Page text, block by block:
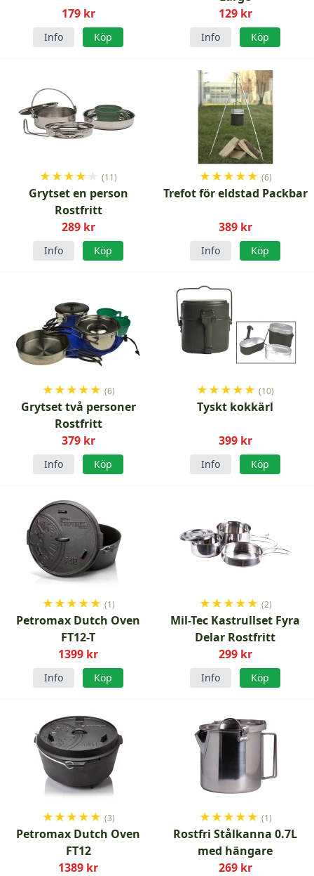
179 kr
Info Köp
129 kr
Info Köp
★★★★ ★ (11)
Grytset en person
Rostfritt
289 kr
Info Köp
★★★★★ (6)
Trefot för eldstad Packbar
389 kr
Info Köp
★★★★★ (6)
Grytset två personer
Rostfritt
379 kr
Info Köp
★★★★★ (10)
Tyskt kokkärl
399 kr
Info Köp
★★★★★ (1)
Petromax Dutch Oven
FT12-T
1399 kr
Info Köp
★★★★★ (2)
Mil-Tec Kastrullset Fyra
Delar Rostfritt
299 kr
Info Köp
★★★★★ (3)
Petromax Dutch Oven
FT12
1389 kr
★★★★★ (1)
Rostfri Stålkanna 0.7L
med hängare
269 kr